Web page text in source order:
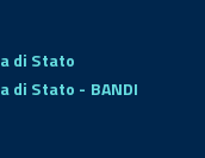
di Stato
di Stato - BANDI